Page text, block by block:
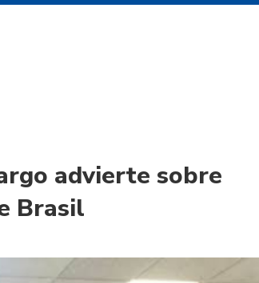
advierte sobre
Brasil